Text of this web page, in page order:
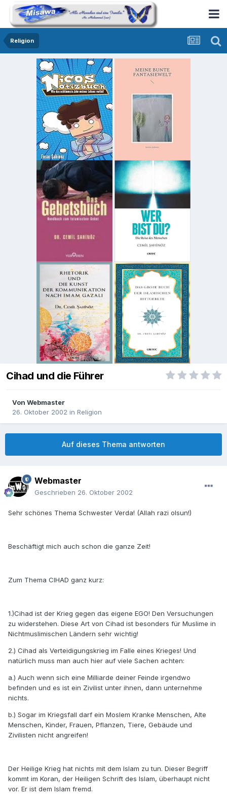
Religion
Cihad und die Führer
Von Webmaster
26. Oktober 2002 in Religion
Auf dieses Thema antworten
Webmaster
Geschrieben 26. Oktober 2002
Sehr schönes Thema Schwester Verda! (Allah razi olsun!)
Beschäftigt mich auch schon die ganze Zeit!
Zum Thema CIHAD ganz kurz:
1.)Cihad ist der Krieg gegen das eigene EGO! Den Versuchungen
zu widerstehen. Diese Art von Cihad ist besonders für Muslime in
Nichtmuslimischen Ländern sehr wichtig!
2.) Cihad als Verteidigungskrieg im Falle eines Krieges! Und
natürlich muss man auch hier auf viele Sachen achten:
a.) Auch wenn sich eine Milliarde deiner Feinde irgendwo
befinden und es ist ein Zivilist unter ihnen, dann unternehme
nichts.
b.) Sogar im Kriegsfall darf ein Moslem Kranke Menschen, Alte
Menschen, Kinder, Frauen, Pflanzen, Tiere, Gebäude und
Zivilisten nicht angreifen!
Der Heilige Krieg hat nichts mit dem Islam zu tun. Dieser Begriff
kommt im Koran, der Heiligen Schrift des Islam, überhaupt nicht
vor. Er ist dem Islam fremd.